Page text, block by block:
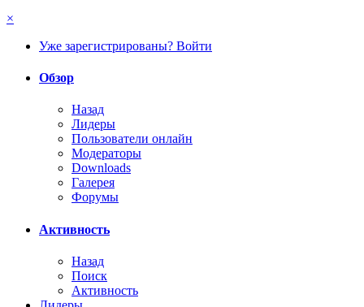
×
Уже зарегистрированы? Войти
Обзор
Назад
Лидеры
Пользователи онлайн
Модераторы
Downloads
Галерея
Форумы
Активность
Назад
Поиск
Активность